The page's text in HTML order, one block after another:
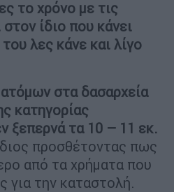
το χρόνο με τις
ίδιο που κάνει
λες κάνε και λίγο
στα δασαρχεία
κατηγορίας
ξεπερνά τα 10 – 11 εκ.
προσθέτοντας πως
από τα χρήματα που
για την καταστολή.